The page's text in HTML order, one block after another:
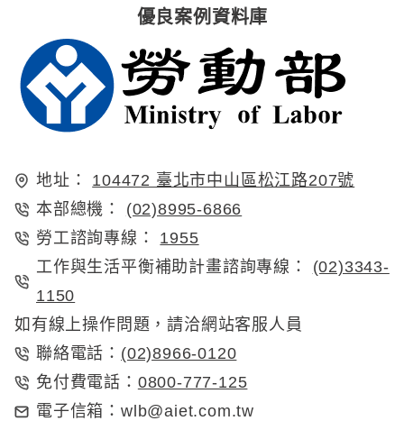
優良案例資料庫
地址：
104472 臺北市中山區松江路207號
本部總機：
(02)8995-6866
勞工諮詢專線：
1955
工作與生活平衡補助計畫諮詢專線：
(02)3343-
1150
如有線上操作問題，請洽網站客服人員
聯絡電話： (02)8966-0120
免付費電話： 0800-777-125
電子信箱： wlb@aiet.com.tw